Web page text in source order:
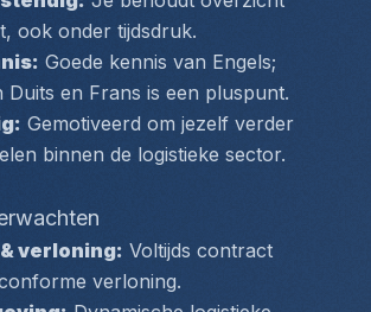
ook onder tijdsdruk.
Goede kennis van Engels;
Duits en Frans is een pluspunt.
Gemotiveerd om jezelf verder
binnen de logistieke sector.
verloning: Voltijds contract
verloning.